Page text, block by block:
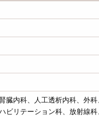
臓内科、人工透析内科、外
ビリテーション科、放射線